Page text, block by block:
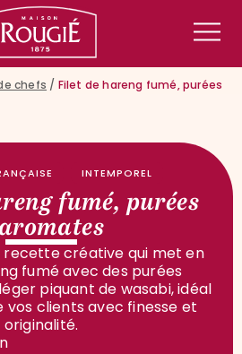
Rougié
chefs / Filet de hareng fumé, purées
INTEMPOREL
fumé, purées
créative qui met en
fumé avec des purées
piquant de wasabi, idéal
vos clients avec finesse et
originalité.